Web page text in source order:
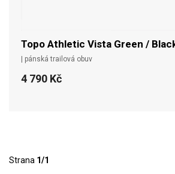
Topo Athletic Vista Green /
| pánská trailová obuv
4 790 Kč
Strana 1/1